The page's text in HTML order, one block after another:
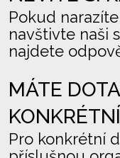
Pokud
navštivte naši
najdete
MÁTE
Pro konkrétní